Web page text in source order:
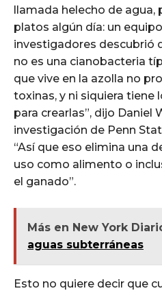
llamada helecho de agua,
platos algún día: un
investigadores descubrió
no es una cianobacteria
que vive en la azolla no
toxinas, y ni siquiera tiene
para crearlas”, dijo
investigación de Penn
“Así que eso elimina una
uso como alimento o
el ganado”.
Más en New York
aguas subterráneas
Esto no quiere decir que